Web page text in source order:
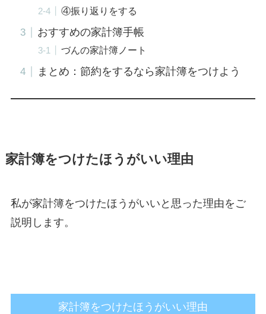
④振り返りをする
おすすめの家計簿手帳
づんの家計簿ノート
まとめ：節約をするなら家計簿をつけよう
家計簿をつけたほうがいい理由
私が家計簿をつけたほうがいいと思った理由をご
説明します。
家計簿をつけたほうがいい理由